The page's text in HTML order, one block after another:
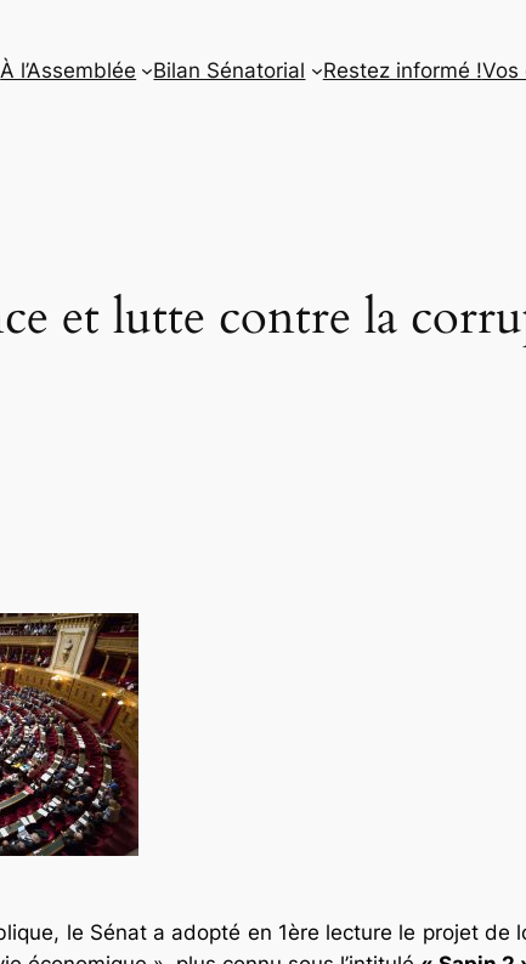
À l’Assemblée Bilan Sénatorial Restez informé !Vos
et lutte contre la
le Sénat a adopté en 1ère lecture le projet de